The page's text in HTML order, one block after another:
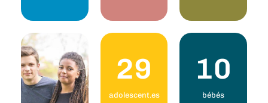
adolescent.es
29
bébés
10